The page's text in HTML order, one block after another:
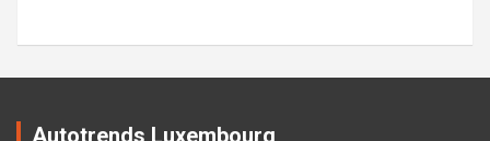
Autotrends Luxembourg